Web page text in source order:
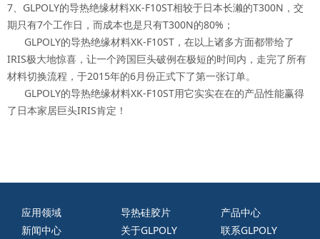
7、GLPOLY的导热绝缘材料XK-F10ST相较于日本长濑的T300N，交
期只有7个工作日，而成本也是只有T300N的80%；
GLPOLY的导热绝缘材料XK-F10ST，在以上诸多方面都带给了
IRIS极大地惊喜，让一个跨国巨头破例在极短的时间内，走完了所有
材料切换流程，于2015年的6月份正式下了第一张订单。
GLPOLY的导热绝缘材料XK-F10ST用它实实在在的产品性能赢得
了日本家居巨头IRIS肯定！
应用领域 导热硅胶片
产品中心
新闻中心
关于GLPOLY
联系GLPOLY